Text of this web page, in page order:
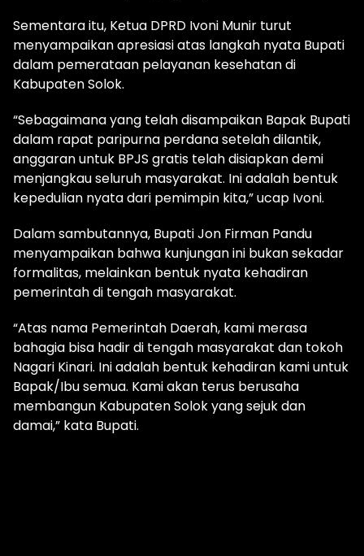
Sementara itu, Ketua DPRD Ivoni Munir turut
menyampaikan apresiasi atas langkah nyata Bupati
dalam pemerataan pelayanan kesehatan di
Kabupaten Solok.
“Sebagaimana yang telah disampaikan Bapak Bupati
dalam rapat paripurna perdana setelah dilantik,
anggaran untuk BPJS gratis telah disiapkan demi
menjangkau seluruh masyarakat. Ini adalah bentuk
kepedulian nyata dari pemimpin kita,” ucap Ivoni.
Dalam sambutannya, Bupati Jon Firman Pandu
menyampaikan bahwa kunjungan ini bukan sekadar
formalitas, melainkan bentuk nyata kehadiran
pemerintah di tengah masyarakat.
“Atas nama Pemerintah Daerah, kami merasa
bahagia bisa hadir di tengah masyarakat dan tokoh
Nagari Kinari. Ini adalah bentuk kehadiran kami untuk
Bapak/Ibu semua. Kami akan terus berusaha
membangun Kabupaten Solok yang sejuk dan
damai,” kata Bupati.